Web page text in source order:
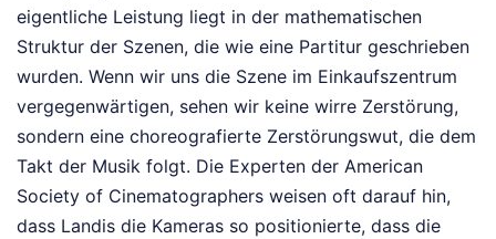
eigentliche Leistung liegt in der mathematischen
Struktur der Szenen, die wie eine Partitur geschrieben
wurden. Wenn wir uns die Szene im Einkaufszentrum
vergegenwärtigen, sehen wir keine wirre Zerstörung,
sondern eine choreografierte Zerstörungswut, die dem
Takt der Musik folgt. Die Experten der American
Society of Cinematographers weisen oft darauf hin,
dass Landis die Kameras so positionierte, dass die